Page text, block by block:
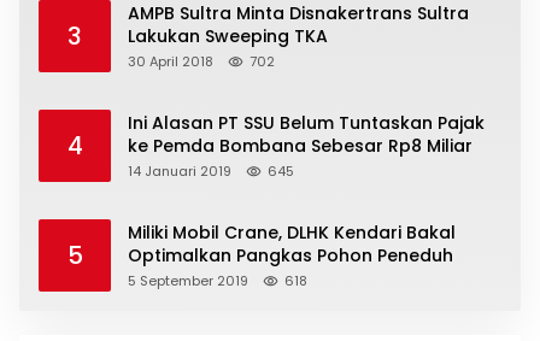
3
AMPB Sultra Minta Disnakertrans Sultra
Lakukan Sweeping TKA
30 April 2018 702
4
Ini Alasan PT SSU Belum Tuntaskan Pajak
ke Pemda Bombana Sebesar Rp8 Miliar
14 Januari 2019 645
5
Miliki Mobil Crane, DLHK Kendari Bakal
Optimalkan Pangkas Pohon Peneduh
5 September 2019 618